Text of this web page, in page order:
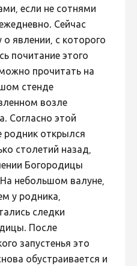
если не сотнями
Сейчас
о явлении, с которого
почитание этого
прочитать на
стенде
возле
Согласно этой
родник открылся
столетий назад,
Богородицы
небольшом валуне,
у родника,
следки
После
запустенья это
обустраивается и